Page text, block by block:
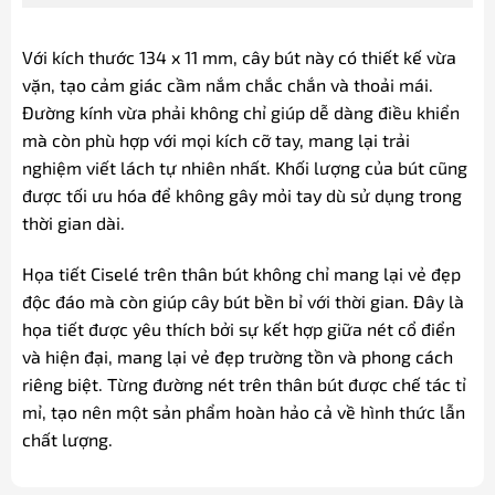
Với kích thước 134 x 11 mm, cây bút này có thiết kế vừa
vặn, tạo cảm giác cầm nắm chắc chắn và thoải mái.
Đường kính vừa phải không chỉ giúp dễ dàng điều khiển
mà còn phù hợp với mọi kích cỡ tay, mang lại trải
nghiệm viết lách tự nhiên nhất. Khối lượng của bút cũng
được tối ưu hóa để không gây mỏi tay dù sử dụng trong
thời gian dài.
Họa tiết Ciselé trên thân bút không chỉ mang lại vẻ đẹp
độc đáo mà còn giúp cây bút bền bỉ với thời gian. Đây là
họa tiết được yêu thích bởi sự kết hợp giữa nét cổ điển
và hiện đại, mang lại vẻ đẹp trường tồn và phong cách
riêng biệt. Từng đường nét trên thân bút được chế tác tỉ
mỉ, tạo nên một sản phẩm hoàn hảo cả về hình thức lẫn
chất lượng.